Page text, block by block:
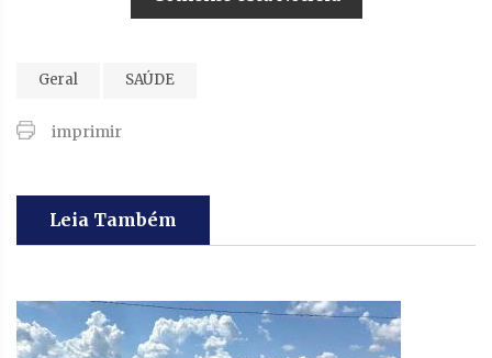
Geral SAÚDE
imprimir
Leia Também